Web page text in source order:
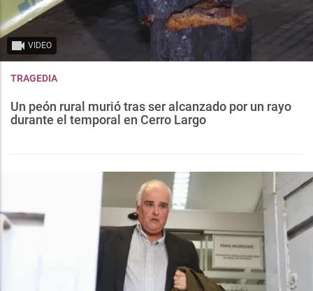
VIDEO
TRAGEDIA
Un peón rural murió tras ser alcanzado por un rayo
durante el temporal en Cerro Largo